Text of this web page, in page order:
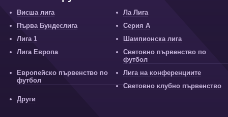
Висша лига
Ла Лига
Първа Бундеслига
Серия А
Лига 1
Шампионска лига
Лига Европа
Световно първенство по
футбол
Европейско първенство по
футбол
Лига на конференциите
Световно клубно първенство
Други